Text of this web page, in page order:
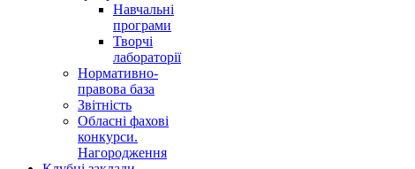
Навчальні
програми
Творчі
лабораторії
Нормативно-
правова база
Звітність
Обласні фахові
конкурси.
Нагородження